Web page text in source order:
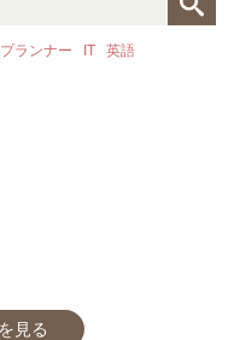
ランナー IT 英語
見る